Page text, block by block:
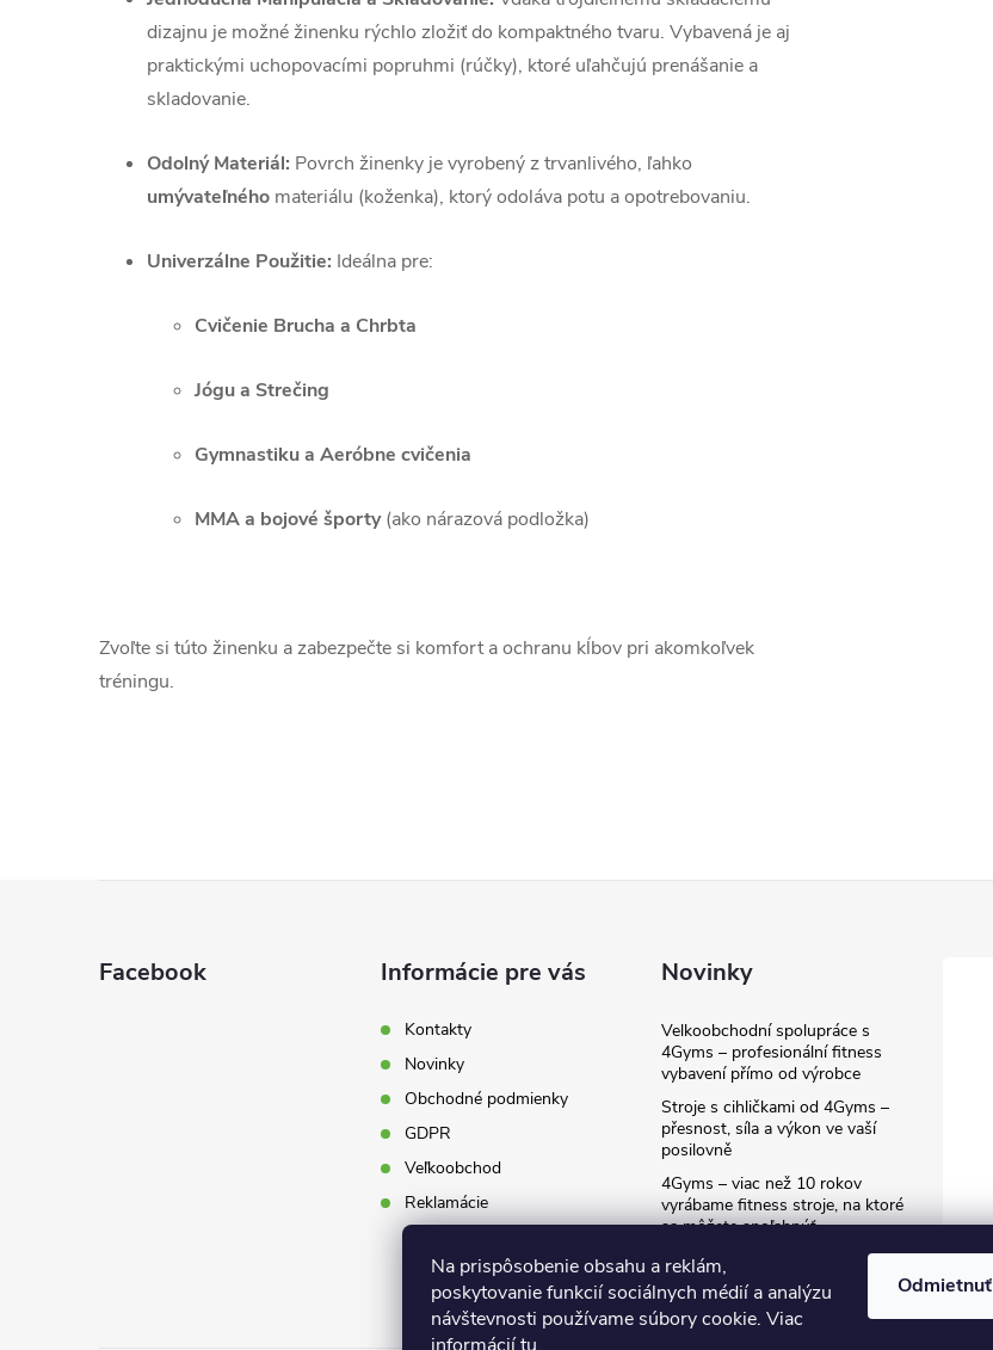
Na prispôsobenie obsahu a reklám,
poskytovanie funkcií sociálnych médií a analýzu
návštevnosti používame súbory cookie. Viac
Odmietnuť
dizajnu je možné žinenku rýchlo zložiť do kompaktného tvaru. Vybavená je aj
praktickými uchopovacími popruhmi (rúčky), ktoré uľahčujú prenášanie a
skladovanie.
Odolný Materiál: Povrch žinenky je vyrobený z trvanlivého, ľahko
umývateľného materiálu (koženka), ktorý odoláva potu a opotrebovaniu.
Univerzálne Použitie: Ideálna pre:
Cvičenie Brucha a Chrbta
Jógu a Strečing
Gymnastiku a Aeróbne cvičenia
MMA a bojové športy(ako nárazová podložka)
Zvoľte si túto žinenku a zabezpečte si komfort a ochranu kĺbov pri akomkoľvek
tréningu.
Facebook Informácie pre vás
Kontakty
Novinky
Obchodné podmienky
GDPR
Veľkoobchod
Reklamácie
Novinky
Velkoobchodní spolupráce s
4Gyms – profesionální fitness
vybavení přímo od výrobce
Stroje s cihličkami od 4Gyms –
přesnost, síla a výkon ve vaší
posilovně
4Gyms – viac než 10 rokov
vyrábame fitness stroje, na ktoré
sa môžete spoľahnúť